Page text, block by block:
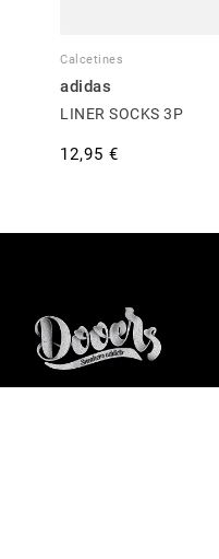
Calcetines
adidas
LINER SOCKS 3P
12,95 €